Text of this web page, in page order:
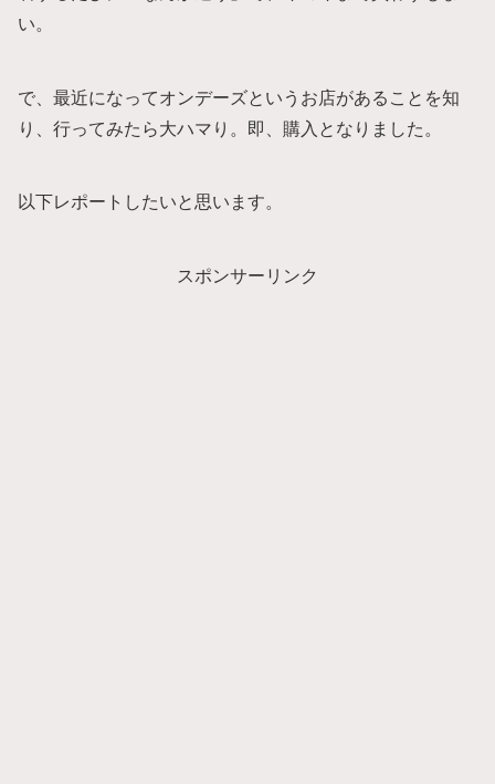
い。
で、最近になってオンデーズというお店があることを知
り、行ってみたら大ハマり。即、購入となりました。
以下レポートしたいと思います。
スポンサーリンク